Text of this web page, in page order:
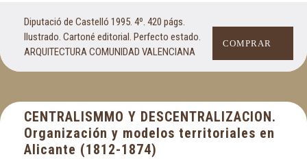
Diputació de Castelló 1995. 4º. 420 págs.
Ilustrado. Cartoné editorial. Perfecto estado.
ARQUITECTURA COMUNIDAD VALENCIANA
COMPRAR
CENTRALISMMO Y DESCENTRALIZACION.
Organización y modelos territoriales en
Alicante (1812-1874)